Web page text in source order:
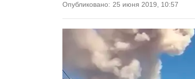
Опубликовано: 25 июня 2019, 10:57